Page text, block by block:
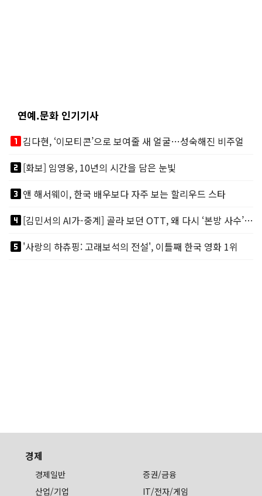
연예.문화 인기기사
looks_one김다현, ‘이모티콘’으로 보여줄 새 얼굴…성숙해진 비주얼
looks_two[화보] 임영웅, 10년의 시간을 담은 눈빛
looks_3앤 해서웨이, 한국 배우보다 자주 보는 할리우드 스타
looks_4
[김민서의 AI가-중계] 골라 보던 OTT, 왜 다시 ‘본방 사수’를 부르나
looks_5'사랑의 하츄핑: 고래보석의 전설', 이틀째 한국 영화 1위
경제
경제일반
증권/금융
산업/기업
IT/전자/게임